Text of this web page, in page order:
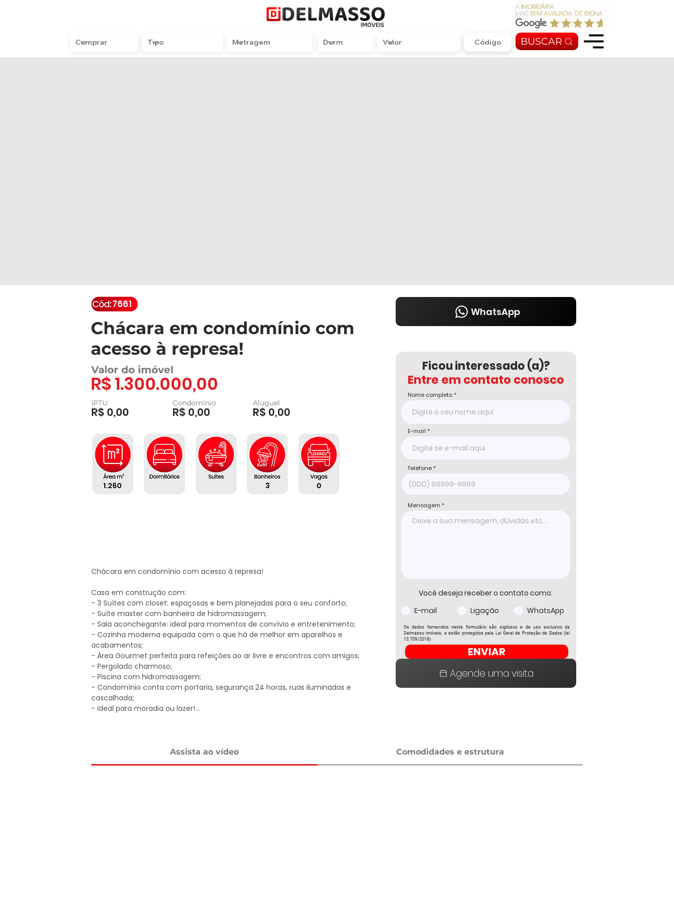
BUSCAR
7661
Chácara em condomínio com
acesso à represa!
R$ 1.300.000,00
Valor do imóvel
R$ 0,00
IPTU
R$ 0,00
Condomínio
R$ 0,00
Aluguel
1.260 0
3
Chácara em condomínio com acesso à represa!
Casa em construção com:
- 3 Suítes com closet: espaçosas e bem planejadas para o seu conforto;
- Suíte master com banheira de hidromassagem;
- Sala aconchegante: ideal para momentos de convívio e entretenimento;
- Cozinha moderna equipada com o que há de melhor em aparelhos e
acabamentos;
- Área Gourmet perfeita para refeições ao ar livre e encontros com amigos;
- Pergolado charmoso;
- Piscina com hidromassagem;
- Condomínio conta com portaria, segurança 24 horas, ruas iluminadas e
cascalhada;
- Ideal para moradia ou lazer!
Agende sua visita hoje mesmo e dê o primeiro passo para viver o estilo de vida
Ficou interessado (a)?
Entre em contato conosco
Nome completo
E-mail
Telefone
Mensagem
Você deseja receber o contato como:
E-mail
Ligação WhatsApp
Os dados fornecidos neste formulário são sigilosos e de uso exclusivo da
Delmasso imóveis, e estão protegidos pela Lei Geral de Proteção de Dados (lei
13.709/2018)
ENVIAR
WhatsApp
Agende uma visita
Assista ao vídeo Comodidades e estrutura